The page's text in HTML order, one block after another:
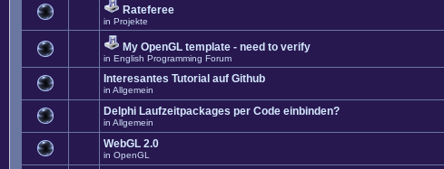
Rateferee
in Projekte
My OpenGL template - need to verify
in English Programming Forum
Interesantes Tutorial auf Github
in Allgemein
Delphi Laufzeitpackages per Code einbinden?
in Allgemein
WebGL 2.0
in OpenGL